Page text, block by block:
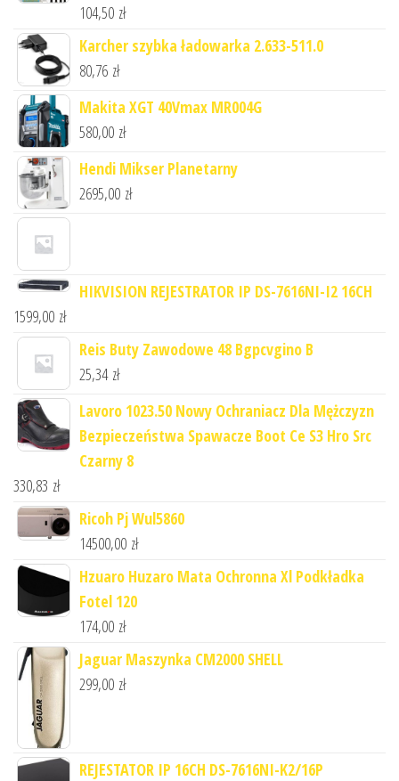
104,50 zł
Karcher szybka ładowarka 2.633-511.0
80,76 zł
Makita XGT 40Vmax MR004G
580,00 zł
Hendi Mikser Planetarny
2695,00 zł
HIKVISION REJESTRATOR IP DS-7616NI-I2 16CH
1599,00 zł
Reis Buty Zawodowe 48 Bgpcvgino B
25,34 zł
Lavoro 1023.50 Nowy Ochraniacz Dla Mężczyzn
Bezpieczeństwa Spawacze Boot Ce S3 Hro Src
Czarny 8
330,83 zł
Ricoh Pj Wul5860
14500,00 zł
Hzuaro Huzaro Mata Ochronna Xl Podkładka
Fotel 120
174,00 zł
Jaguar Maszynka CM2000 SHELL
299,00 zł
REJESTATOR IP 16CH DS-7616NI-K2/16P